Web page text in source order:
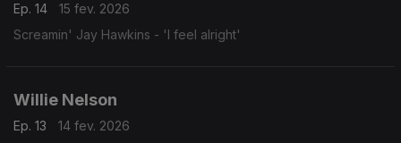
Ep. 14
15 fev. 2026
Screamin' Jay Hawkins - 'I feel alright'
Willie Nelson
Ep. 13
14 fev. 2026